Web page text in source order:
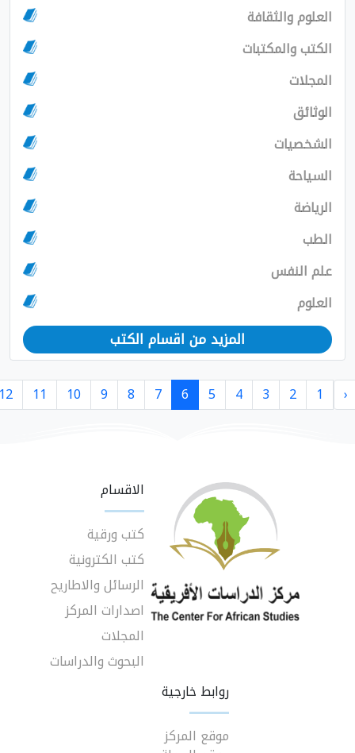
والثقافة
والمكتبات
النفس
المزيد من اقسام الكتب
10
11
12
›
الاقسام
كتب ورقية
كتب الكترونية
الرسائل والاطاريح
اصدارات المركز
المجلات
البحوث والدراسات
روابط خارجية
موقع المركز